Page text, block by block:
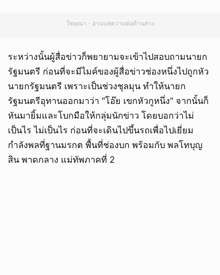
โฆษณา - อ่านบทความต่อด้านล่าง
ระหว่างนั้นผู้สื่อข่าวก็พยายามจะเข้าไปสอบถามนายก
รัฐมนตรี ก่อนที่จะมีไมค์ของผู้สื่อข่าวช่องหนึ่งไปถูกหัว
นายกรัฐมนตรี เพราะเป็นช่วงชุลมุน ทำให้นายก
รัฐมนตรีอุทานออกมาว่า "โอ๊ย เขกหัวกูหนึ่ง" จากนั้นก็
หันมายิ้มและโบกมือให้กลุ่มนักข่าว โดยบอกว่าไม่
เป็นไร ไม่เป็นไร ก่อนที่จะเดินไปขึ้นรถเพื่อไปเยี่ยม
กำลังพลที่ฐานมรกต พื้นที่ช่องบก พร้อมกับ พลโทบุญ
สิน พาดกลาง แม่ทัพภาคที่ 2